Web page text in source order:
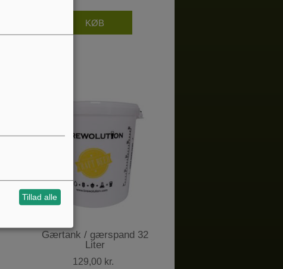
Gærtank / gærspand 32
Liter
129,00 kr.
Tillad alle